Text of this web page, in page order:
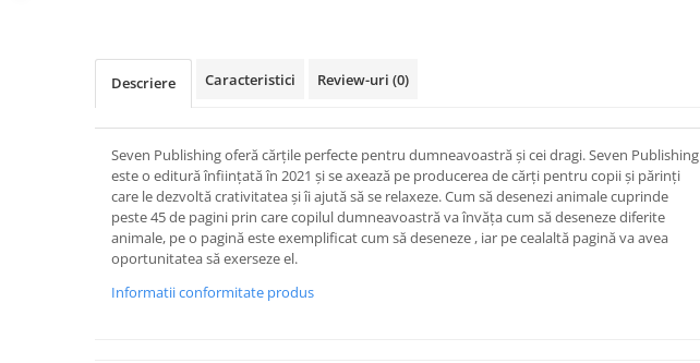
Romane, Nuvele și Povestiri
Descriere Caracteristici Review-uri (0)
Seven Publishing oferă cărțile perfecte pentru dumneavoastră și cei dragi. Seven Publishing
este o editură înființată în 2021 și se axează pe producerea de cărți pentru copii și părinți
care le dezvoltă crativitatea și îi ajută să se relaxeze. Cum să desenezi animale cuprinde
peste 45 de pagini prin care copilul dumneavoastră va învăța cum să deseneze diferite
animale, pe o pagină este exemplificat cum să deseneze , iar pe cealaltă pagină va avea
oportunitatea să exerseze el.
Informatii conformitate produs